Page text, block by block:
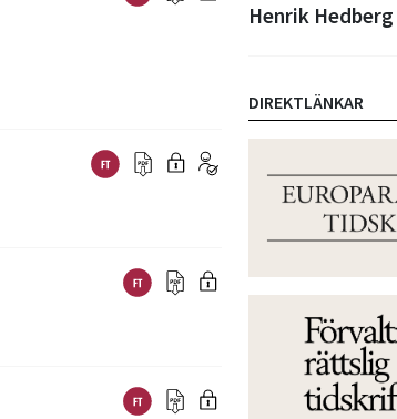
Henrik Hedberg
DIREKTLÄNKAR